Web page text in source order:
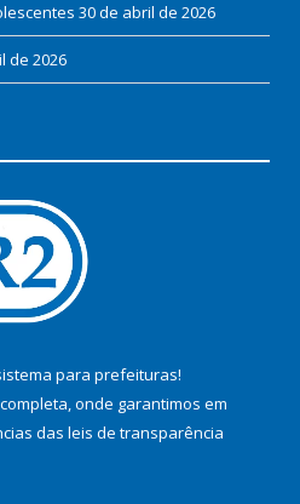
30 de abril de 2026
de 2026
para prefeituras!
completa, onde garantimos em
das leis de transparência